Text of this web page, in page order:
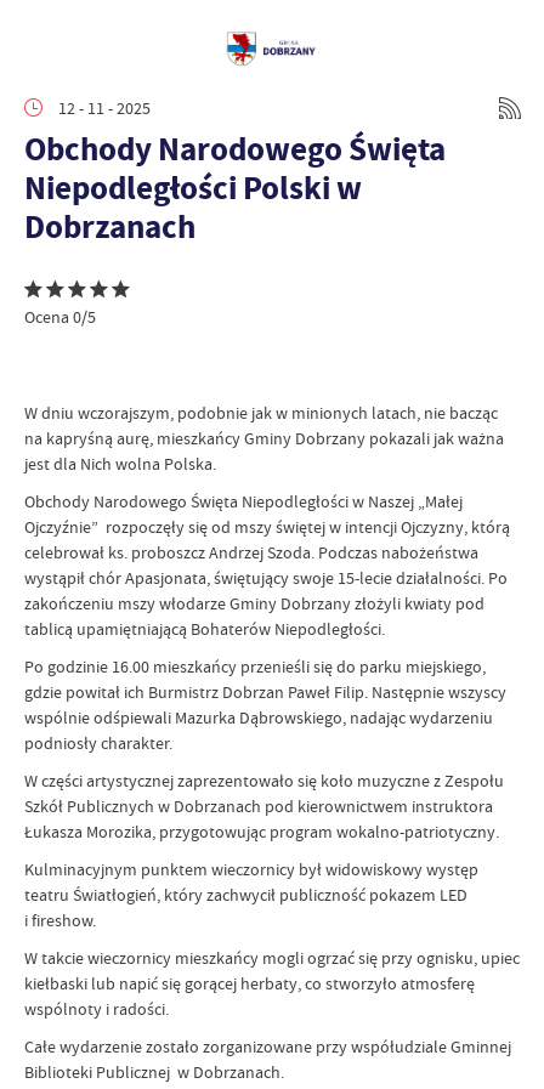
12 - 11 - 2025
Obchody Narodowego Święta
Niepodległości Polski w
Dobrzanach
Ocena 0/5
W dniu wczorajszym, podobnie jak w minionych latach, nie bacząc
na kapryśną aurę, mieszkańcy Gminy Dobrzany pokazali jak ważna
jest dla Nich wolna Polska.
Obchody Narodowego Święta Niepodległości w Naszej „Małej
Ojczyźnie” rozpoczęły się od mszy świętej w intencji Ojczyzny, którą
celebrował ks. proboszcz Andrzej Szoda. Podczas nabożeństwa
wystąpił chór Apasjonata, świętujący swoje 15-lecie działalności. Po
zakończeniu mszy włodarze Gminy Dobrzany złożyli kwiaty pod
tablicą upamiętniającą Bohaterów Niepodległości.
Po godzinie 16.00 mieszkańcy przenieśli się do parku miejskiego,
gdzie powitał ich Burmistrz Dobrzan Paweł Filip. Następnie wszyscy
wspólnie odśpiewali Mazurka Dąbrowskiego, nadając wydarzeniu
podniosły charakter.
W części artystycznej zaprezentowało się koło muzyczne z Zespołu
Szkół Publicznych w Dobrzanach pod kierownictwem instruktora
Łukasza Morozika, przygotowując program wokalno-patriotyczny.
Kulminacyjnym punktem wieczornicy był widowiskowy występ
teatru Światłogień, który zachwycił publiczność pokazem LED
i fireshow.
W takcie wieczornicy mieszkańcy mogli ogrzać się przy ognisku, upiec
kiełbaski lub napić się gorącej herbaty, co stworzyło atmosferę
wspólnoty i radości.
Całe wydarzenie zostało zorganizowane przy współudziale Gminnej
Biblioteki Publicznej w Dobrzanach.